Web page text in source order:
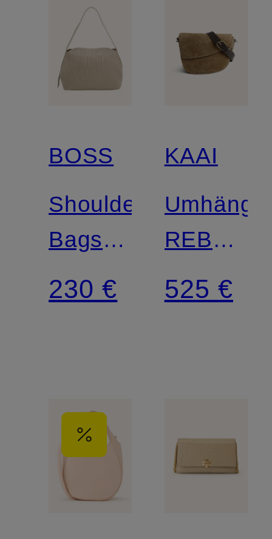
BOSS
Shoulder
Bags
CAYLIE
SHOULDERBAG
230 €
KAAI
REBEL
SADDLE
525 €